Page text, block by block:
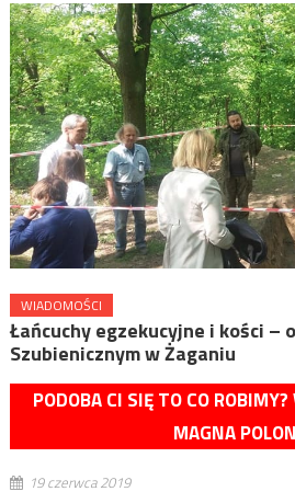
WIADOMOŚCI
Łańcuchy egzekucyjne i kości –
Szubienicznym w Żaganiu
PODOBA CI SIĘ TO CO
MAGNA
19 czerwca 2019